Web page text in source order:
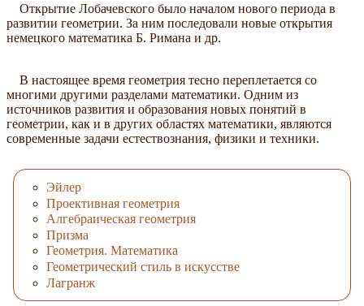
Открытие Лобачевского было началом нового периода в
развитии геометрии. За ним последовали новые открытия
немецкого математика Б. Римана и др.
В настоящее время геометрия тесно переплетается со
многими другими разделами математики. Одним из
источников развития и образования новых понятий в
геометрии, как и в других областях математики, являются
современные задачи естествознания, физики и техники.
Эйлер
Проективная геометрия
Алгебраическая геометрия
Призма
Геометрия. Математика
Геометрический стиль в искусстве
Лагранж